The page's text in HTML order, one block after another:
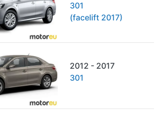
301
(facelift 2017)
2012 - 2017
301